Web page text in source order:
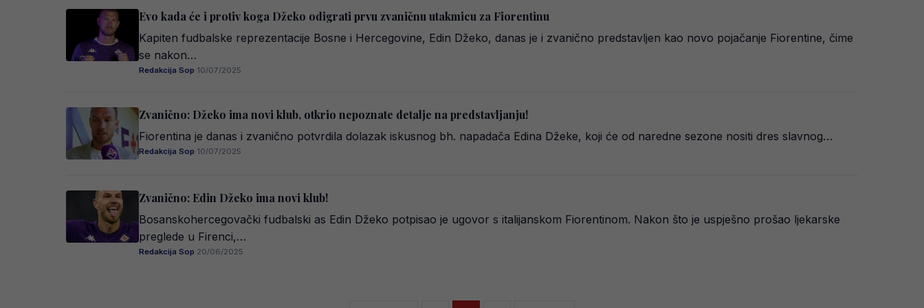
Evo kada će i protiv koga Džeko odigrati prvu zvaničnu utakmicu za Fiorentinu
Kapiten fudbalske reprezentacije Bosne i Hercegovine, Edin Džeko, danas je i zvanično predstavljen kao novo pojačanje Fiorentine, čime
se nakon…
Redakcija Sop·10/07/2025
Zvanično: Džeko ima novi klub, otkrio nepoznate detalje na predstavljanju!
Fiorentina je danas i zvanično potvrdila dolazak iskusnog bh. napadača Edina Džeke, koji će od naredne sezone nositi dres slavnog…
Redakcija Sop·10/07/2025
Zvanično: Edin Džeko ima novi klub!
Bosanskohercegovački fudbalski as Edin Džeko potpisao je ugovor s italijanskom Fiorentinom. Nakon što je uspješno prošao ljekarske
preglede u Firenci,…
Redakcija Sop·20/06/2025